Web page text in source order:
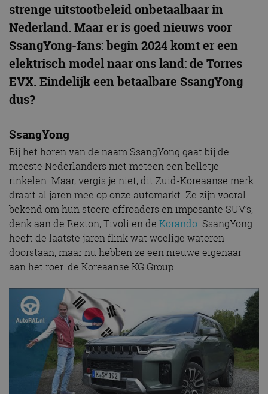
strenge uitstootbeleid onbetaalbaar in
Nederland. Maar er is goed nieuws voor
SsangYong-fans: begin 2024 komt er een
elektrisch model naar ons land: de Torres
EVX. Eindelijk een betaalbare SsangYong
dus?
SsangYong
Bij het horen van de naam SsangYong gaat bij de
meeste Nederlanders niet meteen een belletje
rinkelen. Maar, vergis je niet, dit Zuid-Koreaanse merk
draait al jaren mee op onze automarkt. Ze zijn vooral
bekend om hun stoere offroaders en imposante SUV’s,
denk aan de Rexton, Tivoli en de Korando. SsangYong
heeft de laatste jaren flink wat woelige wateren
doorstaan, maar nu hebben ze een nieuwe eigenaar
aan het roer: de Koreaanse KG Group.